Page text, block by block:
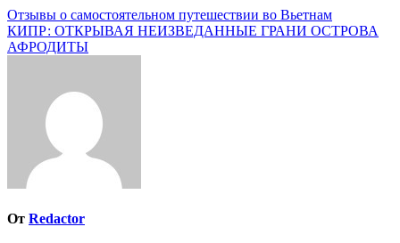
Навигация
по
Отзывы о самостоятельном путешествии во Вьетнам
КИПР: ОТКРЫВАЯ НЕИЗВЕДАННЫЕ ГРАНИ ОСТРОВА
АФРОДИТЫ
От Redactor